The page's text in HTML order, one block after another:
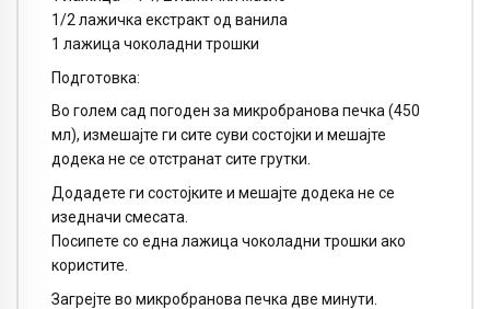
1/2 лажичка екстракт од ванила
1 лажица чоколадни трошки
Подготовка:
Во голем сад погоден за микробранова печка (450
мл), измешајте ги сите суви состојки и мешајте
додека не се отстранат сите грутки.
Додадете ги состојките и мешајте додека не се
изедначи смесата.
Посипете со една лажица чоколадни трошки ако
користите.
Загрејте во микробранова печка две минути.